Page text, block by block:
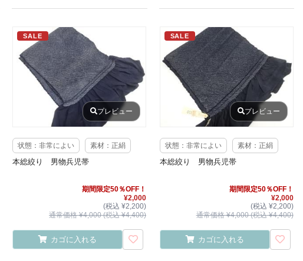
SALE
プレビュー
状態：非常によい 素材：正絹
本総絞り 男物兵児帯
期間限定50％OFF！
¥2,000
(税込 ¥2,200)
通常価格 ¥4,000 (税込 ¥4,400)
カゴに入れる
SALE
プレビュー
状態：非常によい 素材：正絹
本総絞り 男物兵児帯
期間限定50％OFF！
¥2,000
(税込 ¥2,200)
通常価格 ¥4,000 (税込 ¥4,400)
カゴに入れる